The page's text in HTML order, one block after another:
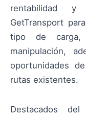
rentabilidad y
GetTransport
tipo de carga,
manipulación,
oportunidades
rutas existentes.
Destacados